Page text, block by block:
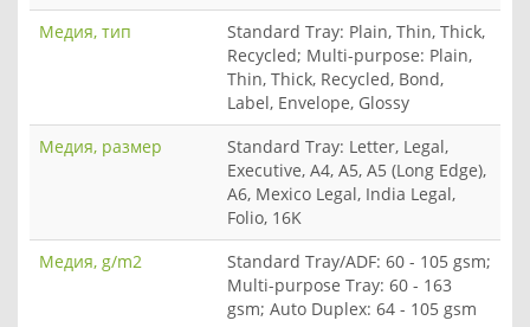
Медия, тип
Standard Tray: Plain, Thin, Thick,
Recycled; Multi-purpose: Plain,
Thin, Thick, Recycled, Bond,
Label, Envelope, Glossy
Медия, размер
Standard Tray: Letter, Legal,
Executive, A4, A5, A5 (Long Edge),
A6, Mexico Legal, India Legal,
Folio, 16K
Медия, g/m2
Standard Tray/ADF: 60 - 105 gsm;
Multi-purpose Tray: 60 - 163
gsm; Auto Duplex: 64 - 105 gsm